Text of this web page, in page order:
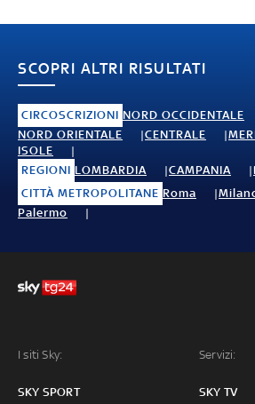
SCOPRI ALTRI RISULTATI
CIRCOSCRIZIONI NORD OCCIDENTALE
NORD ORIENTALE
CENTRALE
ISOLE
REGIONI LOMBARDIA CAMPANIA
CITTÀ METROPOLITANE Roma
Palermo
I siti Sky:
SKY SPORT
Servizi:
SKY TV